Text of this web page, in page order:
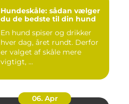
Hundeskåle: sådan vælger
du de bedste til din hund
En hund spiser og drikker
hver dag, året rundt. Derfor
er valget af skåle mere
vigtigt, ...
06. Apr